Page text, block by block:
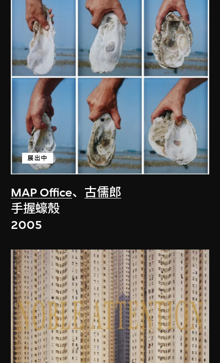
MAP Office、 古儒郎
展出中
手握蠔殼
2005